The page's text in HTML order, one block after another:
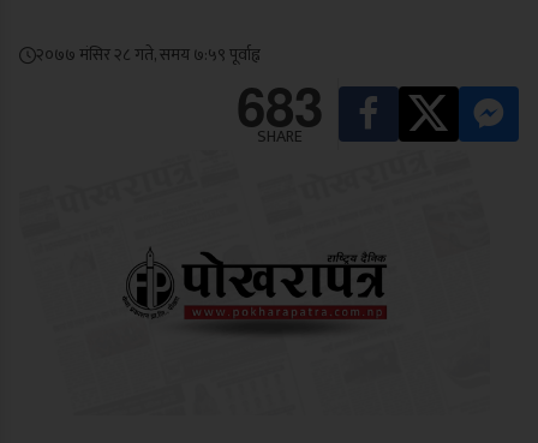
२०७७ मंसिर २८ गते, समय ७:५९ पूर्वाह्न
683
SHARE